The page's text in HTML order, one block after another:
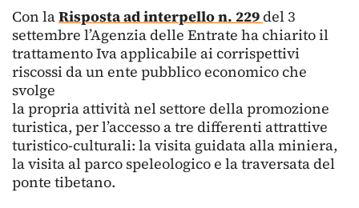
Con laRisposta ad interpello n. 229del 3
settembre l’Agenzia delle Entrate ha chiarito il
trattamento Iva applicabile ai corrispettivi
riscossi da un ente pubblico economico che
svolge
la propria attività nel settore della promozione
turistica, per l’accesso a tre differenti attrattive
turistico-culturali: la visita guidata alla miniera,
la visita al parco speleologico e la traversata del
ponte tibetano.